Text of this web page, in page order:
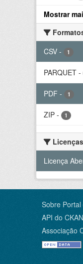
Mostrar
CSV - 1
PARQUET -
PDF - 1
ZIP - 1
Licenças
Licença
Sobre
API do CKAN
Associação